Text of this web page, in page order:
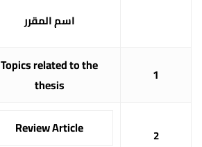
اسم المقرر
1
Topics related to the
thesis
2
Review Article